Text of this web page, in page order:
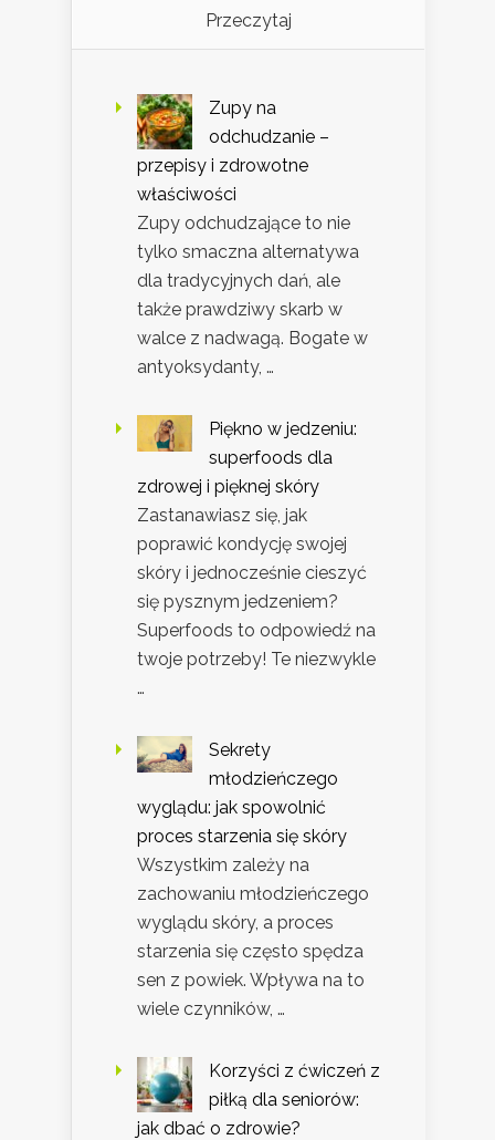
Przeczytaj
Zupy na
odchudzanie –
przepisy i zdrowotne
właściwości
Zupy odchudzające to nie
tylko smaczna alternatywa
dla tradycyjnych dań, ale
także prawdziwy skarb w
walce z nadwagą. Bogate w
antyoksydanty, …
Piękno w jedzeniu:
superfoods dla
zdrowej i pięknej skóry
Zastanawiasz się, jak
poprawić kondycję swojej
skóry i jednocześnie cieszyć
się pysznym jedzeniem?
Superfoods to odpowiedź na
twoje potrzeby! Te niezwykle
…
Sekrety
młodzieńczego
wyglądu: jak spowolnić
proces starzenia się skóry
Wszystkim zależy na
zachowaniu młodzieńczego
wyglądu skóry, a proces
starzenia się często spędza
sen z powiek. Wpływa na to
wiele czynników, …
Korzyści z ćwiczeń z
piłką dla seniorów:
jak dbać o zdrowie?